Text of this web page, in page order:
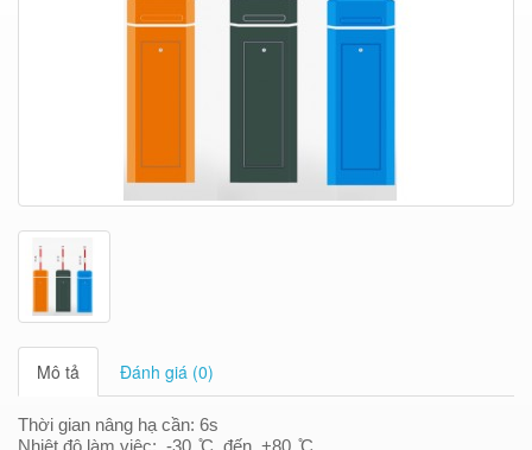
Mô tả Đánh giá (0)
Thời gian nâng hạ cần: 6s